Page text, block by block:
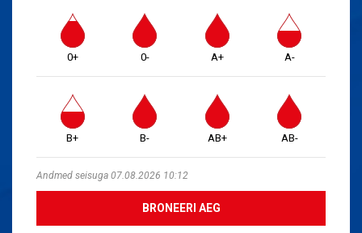
0+ 0- A+ A-
B+ B- AB+ AB-
Andmed seisuga 07.08.2026 10:12
BRONEERI AEG